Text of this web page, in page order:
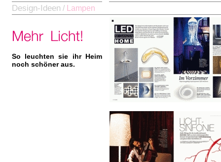
Design-Ideen / Lampen
So leuchten sie ihr Heim
noch schöner aus.